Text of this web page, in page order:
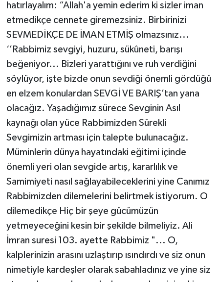
hatırlayalım: “Allah'a yemin ederim ki sizler iman
etmedikçe cennete giremezsiniz. Birbirinizi
SEVMEDİKÇE DE İMAN ETMİŞ olmazsınız...
‘’Rabbimiz sevgiyi, huzuru, sükûneti, barışı
beğeniyor... Bizleri yarattığını ve ruh verdiğini
söylüyor, işte bizde onun sevdiği önemli gördüğü
en elzem konulardan SEVGİ VE BARIŞ’tan yana
olacağız. Yaşadığımız sürece Sevginin Asıl
kaynağı olan yüce Rabbimizden Sürekli
Sevgimizin artması için talepte bulunacağız.
Müminlerin dünya hayatındaki eğitimi içinde
önemli yeri olan sevgide artış, kararlılık ve
Samimiyeti nasıl sağlayabileceklerini yine Canımız
Rabbimizden dilemelerini belirtmek istiyorum. O
dilemedikçe Hiç bir şeye gücümüzün
yetmeyeceğini kesin bir şekilde bilmeliyiz. Ali
İmran suresi 103. ayette Rabbimiz "... O,
kalplerinizin arasını uzlaştırıp ısındırdı ve siz onun
nimetiyle kardeşler olarak sabahladınız ve yine siz